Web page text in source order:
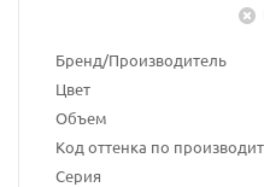
Бренд/Производитель
Цвет
Объем
Код оттенка по
Серия